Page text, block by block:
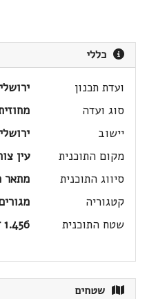
כללי
ועדת תכנון
סוג ועדה
יישוב
מקום התוכנית
עין צורים
סיווג התוכנית
מתאר
קטגוריה
שטח התוכנית
1.456 דונם
שטחים